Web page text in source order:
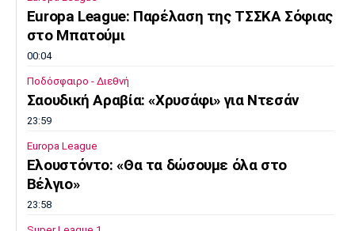
Europa League: Παρέλαση της ΤΣΣΚΑ Σόφιας
στο Μπατούμι
00:04
Ποδόσφαιρο - Διεθνή
Σαουδική Αραβία: «Χρυσάφι» για Ντεσάν
23:59
Europa League
Ελουστόντο: «Θα τα δώσουμε όλα στο
Βέλγιο»
23:58